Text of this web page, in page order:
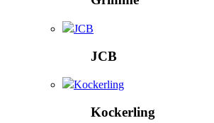
JCB
JCB
Kockerling
Kockerling